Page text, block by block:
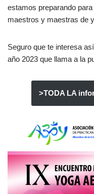
estamos preparando
maestros y maestras de
Seguro que te interesa
año 2023 que llama a la
>TODA LA